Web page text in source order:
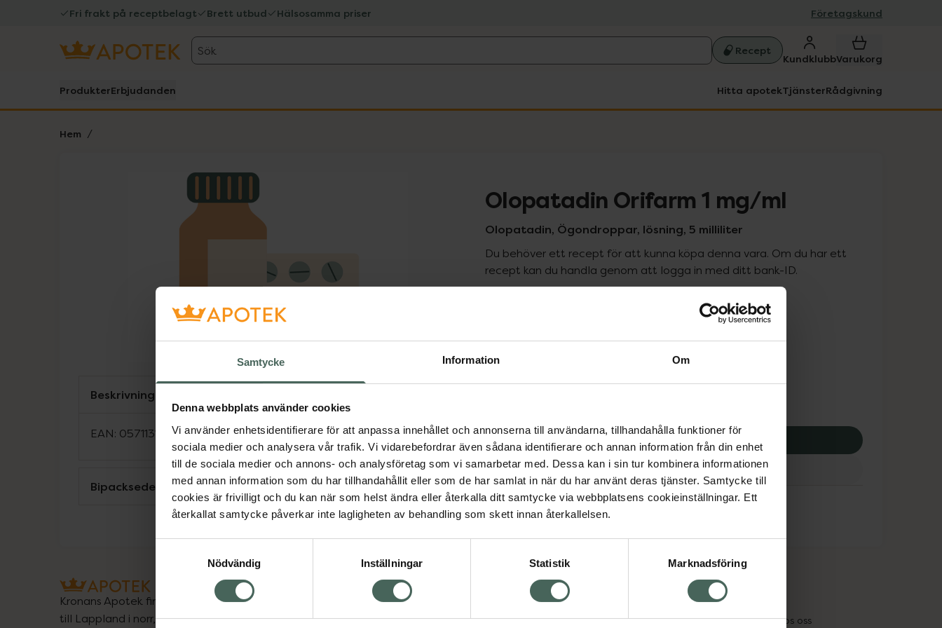
Samtycke Information Om
Denna webbplats använder cookies
Vi använder enhetsidentifierare för att anpassa innehållet och annonserna till användarna, tillhandahålla funktioner för
sociala medier och analysera vår trafik. Vi vidarebefordrar även sådana identifierare och annan information från din enhet
till de sociala medier och annons- och analysföretag som vi samarbetar med. Dessa kan i sin tur kombinera informationen
med annan information som du har tillhandahållit eller som de har samlat in när du har använt deras tjänster. Samtycke till
cookies är frivilligt och du kan när som helst ändra eller återkalla ditt samtycke via webbplatsens cookieinställningar. Ett
återkallat samtycke påverkar inte lagligheten av behandling som skett innan återkallelsen.
Nödvändig
Inställningar Statistik Marknadsföring
Fri frakt på receptbelagt Brett utbud Hälsosamma priser Företagskund
Sök Recept
KundklubbVarukorg
ProdukterErbjudanden Hitta apotekTjänsterRådgivning
Hem
Lista: . Innehåller 1 objekt. Olopatadin Orifarm 1 mg/ml
Olopatadin, Ögondroppar, lösning, 5 milliliter
Du behöver ett recept för att kunna köpa denna vara. Om du har ett
recept kan du handla genom att logga in med ditt bank-ID.
Pris med recept
151,50 kr
Köp via ditt recept
Aktuella erbjudanden
Beskrivning
EAN: 05711313005778
Bipacksedel från FASS Visa
Kronans Apotek finns här för dig. Du hittar oss från Skåne i syd
till Lappland i norr, och online i mobilen och på datorn.
Vanliga frågor
Om recept och läkemedel
Högkostnadsskyddet
Jobba hos oss